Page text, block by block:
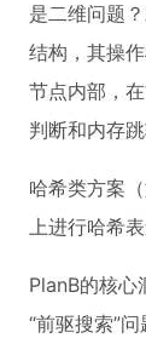
是二维问题
结构，其操
节点内部，
判断和内存跳
哈希类方案
上进行哈希
PlanB的核心
“前驱搜索”